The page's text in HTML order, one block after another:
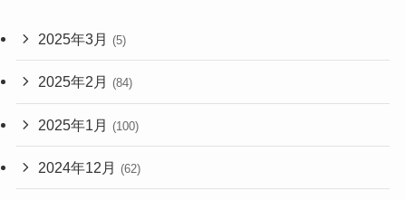
2025年3月 (5)
2025年2月 (84)
2025年1月 (100)
2024年12月 (62)